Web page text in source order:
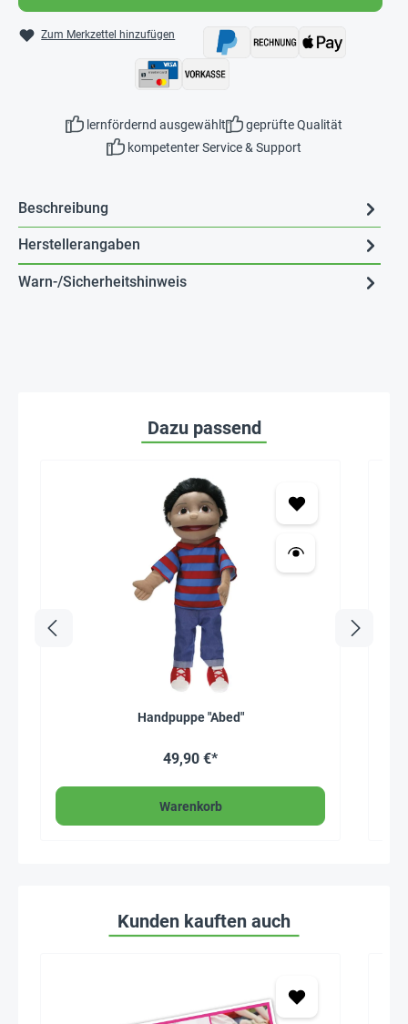
Zum Merkzettel hinzufügen
lernfördernd ausgewählt
geprüfte Qualität
kompetenter Service & Support
Beschreibung
Herstellerangaben
Warn-/Sicherheitshinweis
Dazu passend
Handpuppe "Abed"
49,90 €*
Warenkorb
Kunden kauften auch